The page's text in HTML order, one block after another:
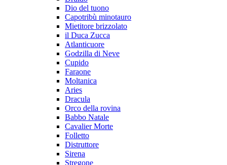
Dio del tuono
Capotribù minotauro
Mietitore brizzolato
il Duca Zucca
Atlanticuore
Godzilla di Neve
Cupido
Faraone
Moltanica
Aries
Dracula
Orco della rovina
Babbo Natale
Cavalier Morte
Folletto
Distruttore
Sirena
Stregone